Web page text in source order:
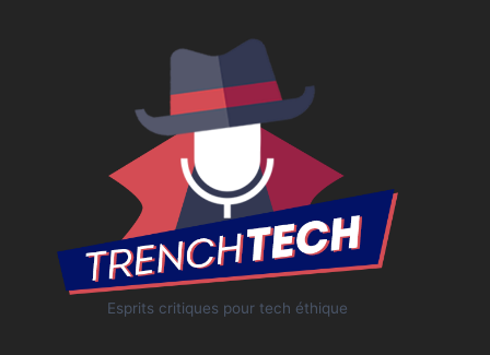
Esprits critiques pour tech éthique